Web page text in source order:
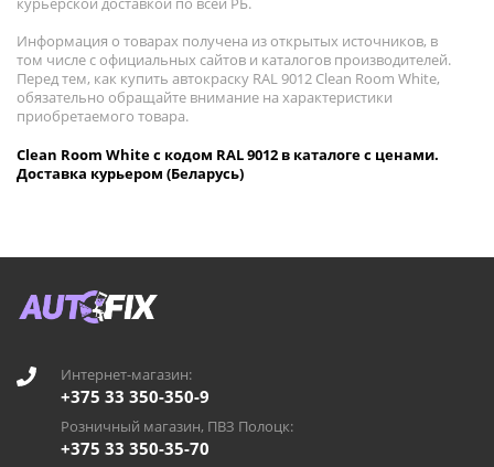
Информация о товарах получена из открытых источников, в
том числе с официальных сайтов и каталогов производителей.
Перед тем, как купить автокраску RAL 9012 Clean Room White,
обязательно обращайте внимание на характеристики
приобретаемого товара.
Clean Room White с кодом RAL 9012 в каталоге с ценами.
Доставка курьером (Беларусь)
Интернет-магазин:
+375 33 350-350-9
Розничный магазин, ПВЗ Полоцк:
+375 33 350-35-70